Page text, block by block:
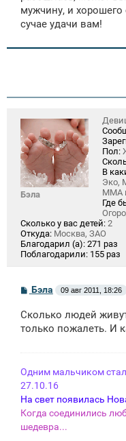
н
и
мужчину, и
сучае удачи вам!
Бэла
Пол:
В
Эко,
ММА
Где
Сколько у вас детей: 2
Откуда: Москва, ЗАО
Благодарил (а): 271 раз
Поблагодарили: 155 раз
С
б
щ
Бэла 09 авг 2011, 18:26
Сколько людей
только пожалеть. И
Одним мальчиком
27.10.16
На свет появилась
Когда соединились
шедевра...